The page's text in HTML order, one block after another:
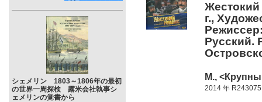
シェメリン 1803～1806年の最初
の世界一周探検 露米会社執事シ
ェメリンの覚書から
г.,
Русский.
М.,
2014 年 R243075